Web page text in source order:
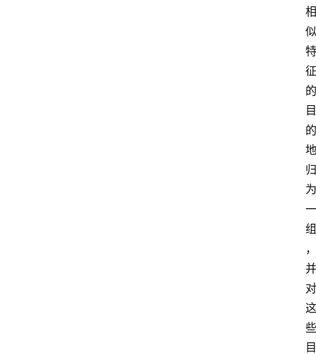
相
似
特
征
的
目
的
地
归
为
一
组
，
并
对
这
些
目